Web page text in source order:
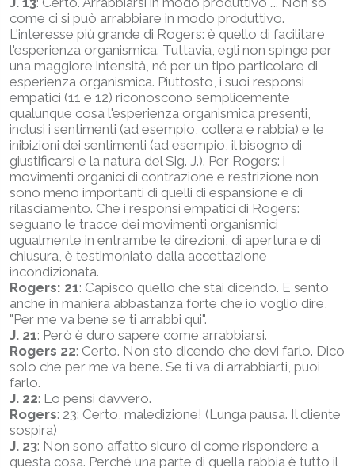
come ci si può arrabbiare in modo produttivo.
L'interesse più grande di Rogers: è quello di facilitare
l'esperienza organismica. Tuttavia, egli non spinge per
una maggiore intensità, né per un tipo particolare di
esperienza organismica. Piuttosto, i suoi responsi
empatici (11 e 12) riconoscono semplicemente
qualunque cosa l'esperienza organismica presenti,
inclusi i sentimenti (ad esempio, collera e rabbia) e le
inibizioni dei sentimenti (ad esempio, il bisogno di
giustificarsi e la natura del Sig. J.). Per Rogers: i
movimenti organici di contrazione e restrizione non
sono meno importanti di quelli di espansione e di
rilasciamento. Che i responsi empatici di Rogers:
seguano le tracce dei movimenti organismici
ugualmente in entrambe le direzioni, di apertura e di
chiusura, è testimoniato dalla accettazione
incondizionata.
Rogers: 21: Capisco quello che stai dicendo. E sento
anche in maniera abbastanza forte che io voglio dire,
"Per me va bene se ti arrabbi qui".
J. 21: Però è duro sapere come arrabbiarsi.
Rogers 22: Certo. Non sto dicendo che devi farlo. Dico
solo che per me va bene. Se ti va di arrabbiarti, puoi
farlo.
J. 22: Lo pensi davvero.
Rogers: 23: Certo, maledizione! (Lunga pausa. Il cliente
sospira)
J. 23: Non sono affatto sicuro di come rispondere a
questa cosa. Perché una parte di quella rabbia è tutto il